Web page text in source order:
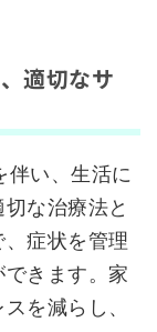
適切なサ
伴い、生活に
な治療法と
症状を管理
きます。家
を減らし、